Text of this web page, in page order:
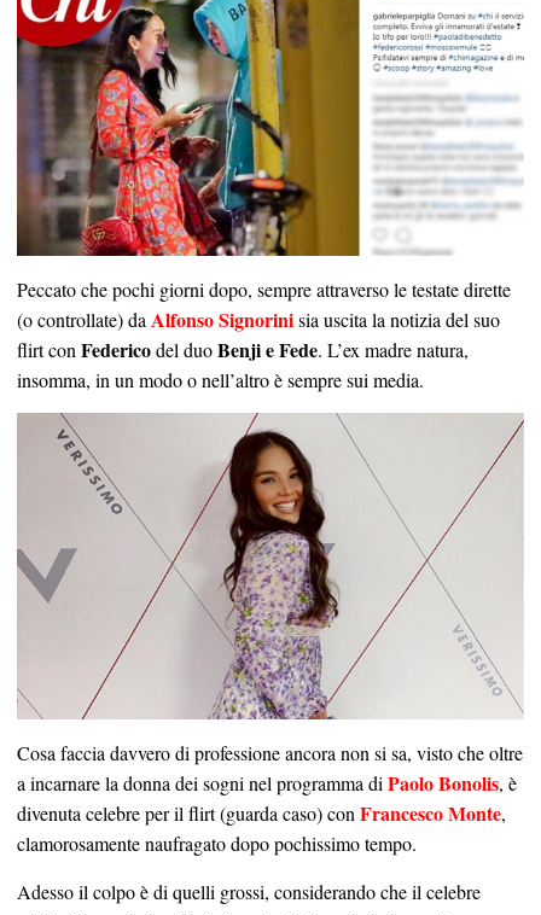
Peccato che pochi giorni dopo, sempre attraverso le testate dirette
(o controllate) da Alfonso Signorinisia uscita la notizia del suo
flirt con Federicodel duoBenji e Fede. L’ex madre natura,
insomma, in un modo o nell’altro è sempre sui media.
Cosa faccia davvero di professione ancora non si sa, visto che oltre
a incarnare la donna dei sogni nel programma diPaolo Bonolis, è
divenuta celebre per il flirt (guarda caso) conFrancesco Monte,
clamorosamente naufragato dopo pochissimo tempo.
Adesso il colpo è di quelli grossi, considerando che il celebre